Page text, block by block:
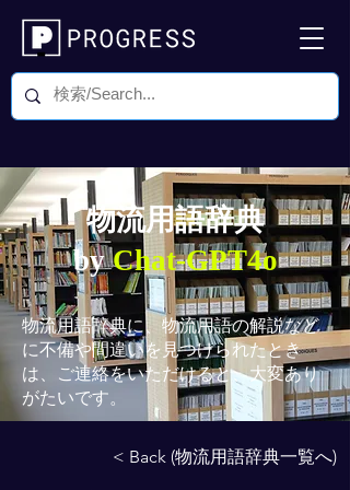
物流用語辞典
byChat-GPT4o
物流用語辞典に、物流用語の解説など
に不備や間違いを見つけられたとき
は、ご連絡をいただけると、大変あり
がたいです。
< Back (物流用語辞典一覧へ)